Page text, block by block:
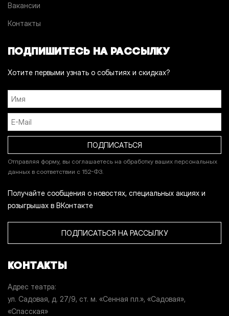
Вакансии
Контакты
ПОДПИШИТЕСЬ НА РАССЫЛКУ
Хотите первыми узнать о событиях и скидках?
Отправляя форму, вы соглашаетесь на обработку ваших персональных
данных в соответствии с 152-ФЗ.
Получайте сообщения о новостях, специальных акциях и
розыгрышах в ВКонтакте
ПОДПИСАТЬСЯ НА РАССЫЛКУ
КОНТАКТЫ
Адрес театра
ул. Садовая, д. 27/9, ст. м. «Сенная пл.», «Садовая»,
«Спасская»